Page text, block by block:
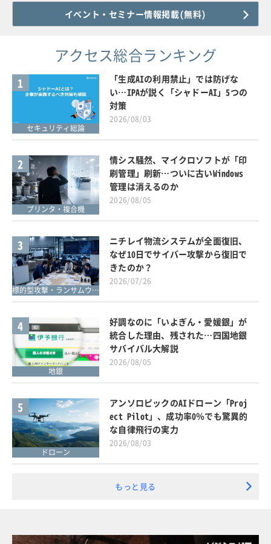
イベント・セミナー情報掲載(無料)
アクセス総合ランキング
1
セキュリティ総論
「生成AIの利用禁止」では防げな
い…IPAが説く「シャドーAI」5つの
対策
2026/08/03
2
プリンタ・複合機
情シス騒然、マイクロソフトが「印
刷管理」刷新…ついに古いWindows
管理は消えるのか
2026/08/05
3
標的型攻撃・ランサムウェア対策
ニチレイ物流システムが全面復旧、
なぜ10日でサイバー攻撃から復旧で
きたのか？
2026/07/26
4
地銀
好調なのに「いよぎん・愛媛銀」が
統合した理由、残された…四国地銀
サバイバル大解説
2026/08/05
5
ドローン
アンソロピックのAIドローン「Proj
ect Pilot」、成功率0％でも驚異的
な自律飛行の実力
2026/08/03
もっと見る